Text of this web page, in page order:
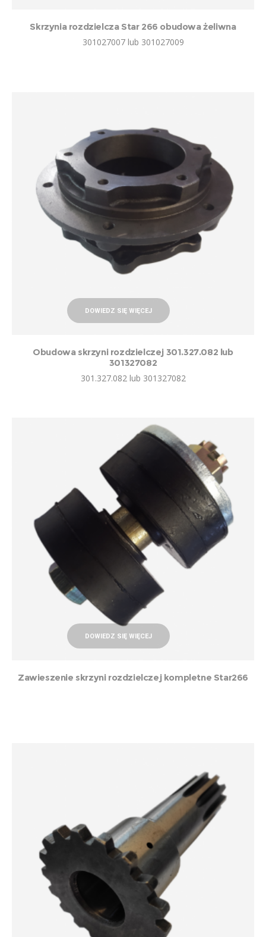
Skrzynia rozdzielcza Star 266 obudowa żeliwna
301027007 lub 301027009
DOWIEDZ SIĘ WIĘCEJ
Obudowa skrzyni rozdzielczej 301.327.082 lub
301327082
301.327.082 lub 301327082
DOWIEDZ SIĘ WIĘCEJ
Zawieszenie skrzyni rozdzielczej kompletne Star266